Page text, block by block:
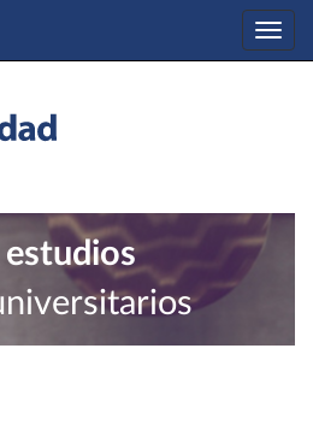
estudios